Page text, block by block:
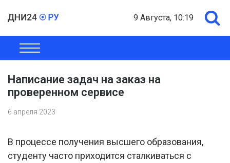
9 Августа, 10:19
ОБЩЕСТВО
Написание задач на заказ на
проверенном сервисе
6 апреля 2023
В процессе получения высшего образования,
студенту часто приходится сталкиваться с